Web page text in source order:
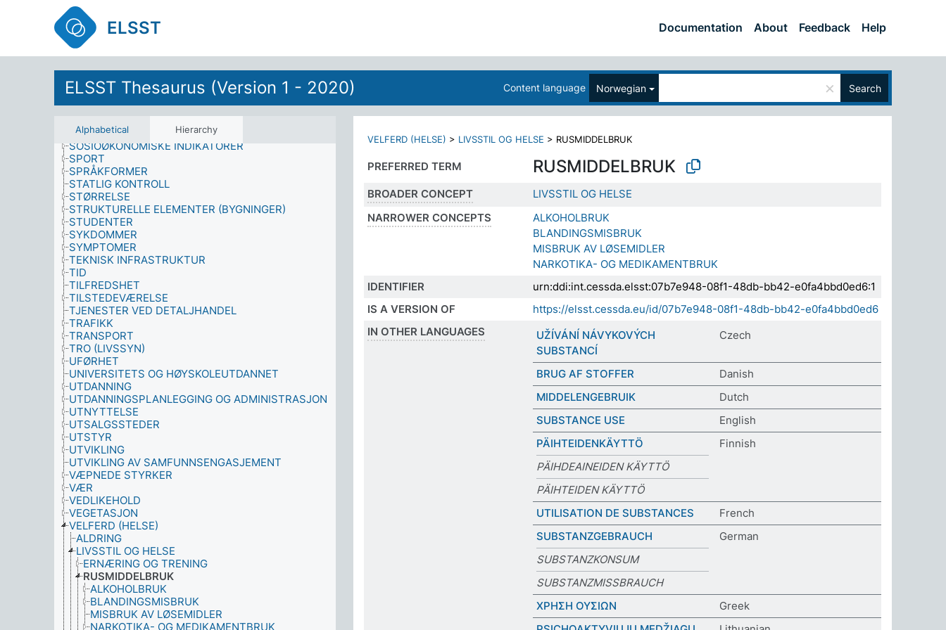
ELSST Documentation About Feedback Help
ELSST Thesaurus (Version 1 - 2020) Content language Norwegian × Search
Alphabetical Hierarchy
SINNSTILSTANDER
SKADE
SKADER
SKIKKER OG TRADISJONER
SKOGBRUK
SKOLESLUTTING
SOSIAL STRUKTUR
SOSIAL VELFERD
SOSIALE PROBLEM
SOSIALE SYSTEM
SOSIOLOGI
SOSIOØKONOMISKE INDIKATORER
SPORT
SPRÅKFORMER
STATLIG KONTROLL
STØRRELSE
STRUKTURELLE ELEMENTER (BYGNINGER)
STUDENTER
SYKDOMMER
SYMPTOMER
TEKNISK INFRASTRUKTUR
TID
TILFREDSHET
TILSTEDEVÆRELSE
TJENESTER VED DETALJHANDEL
TRAFIKK
TRANSPORT
TRO (LIVSSYN)
UFØRHET
UNIVERSITETS OG HØYSKOLEUTDANNET
UTDANNING
UTDANNINGSPLANLEGGING OG ADMINISTRASJON
UTNYTTELSE
UTSALGSSTEDER
UTSTYR
UTVIKLING
UTVIKLING AV SAMFUNNSENGASJEMENT
VÆPNEDE STYRKER
VÆR
VEDLIKEHOLD
VEGETASJON
VELFERD (HELSE)
ALDRING
LIVSSTIL OG HELSE
ERNÆRING OG TRENING
RUSMIDDELBRUK
ALKOHOLBRUK
BLANDINGSMISBRUK
MISBRUK AV LØSEMIDLER
NARKOTIKA- OG MEDIKAMENTBRUK
VELFERD (HELSE) > LIVSSTIL OG HELSE > RUSMIDDELBRUK
PREFERRED TERM RUSMIDDELBRUK
BROADER CONCEPT
LIVSSTIL OG HELSE
NARROWER CONCEPTS
ALKOHOLBRUK
BLANDINGSMISBRUK
MISBRUK AV LØSEMIDLER
NARKOTIKA- OG MEDIKAMENTBRUK
IDENTIFIER
urn:ddi:int.cessda.elsst:07b7e948-08f1-48db-bb42-e0fa4bbd0ed6:1
IS A VERSION OF
https://elsst.cessda.eu/id/07b7e948-08f1-48db-bb42-e0fa4bbd0ed6
IN OTHER LANGUAGES
UŽÍVÁNÍ NÁVYKOVÝCH
SUBSTANCÍ
Czech
BRUG AF STOFFER
Danish
MIDDELENGEBRUIK
Dutch
SUBSTANCE USE
English
PÄIHTEIDENKÄYTTÖ
Finnish
PÄIHDEAINEIDEN KÄYTTÖ
PÄIHTEIDEN KÄYTTÖ
UTILISATION DE SUBSTANCES
French
SUBSTANZGEBRAUCH
German
SUBSTANZKONSUM
SUBSTANZMISSBRAUCH
ΧΡΗΣΗ ΟΥΣΙΩΝ
Greek